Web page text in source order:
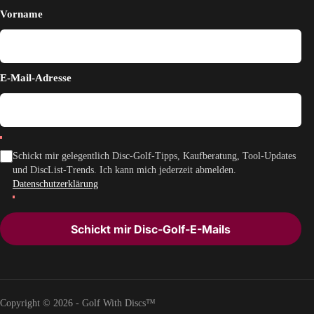
Vorname
E-Mail-Adresse
Schickt mir gelegentlich Disc-Golf-Tipps, Kaufberatung, Tool-Updates
und DiscList-Trends. Ich kann mich jederzeit abmelden.
Datenschutzerklärung
Schickt mir Disc-Golf-E-Mails
Copyright © 2026 - Golf With Discs™